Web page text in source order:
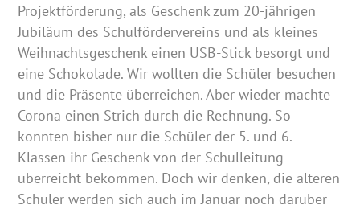
Projektförderung, als Geschenk zum 20-jährigen
Jubiläum des Schulfördervereins und als kleines
Weihnachtsgeschenk einen USB-Stick besorgt und
eine Schokolade. Wir wollten die Schüler besuchen
und die Präsente überreichen. Aber wieder machte
Corona einen Strich durch die Rechnung. So
konnten bisher nur die Schüler der 5. und 6.
Klassen ihr Geschenk von der Schulleitung
überreicht bekommen. Doch wir denken, die älteren
Schüler werden sich auch im Januar noch darüber